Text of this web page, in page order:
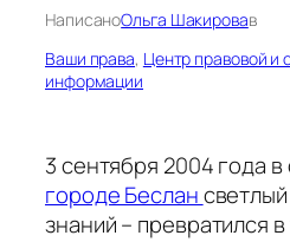
НаписаноОльга Шакировав
Ваши права, Центр правовой и
информации
3 сентября 2004 года
городе Беслан
знаний – превратился